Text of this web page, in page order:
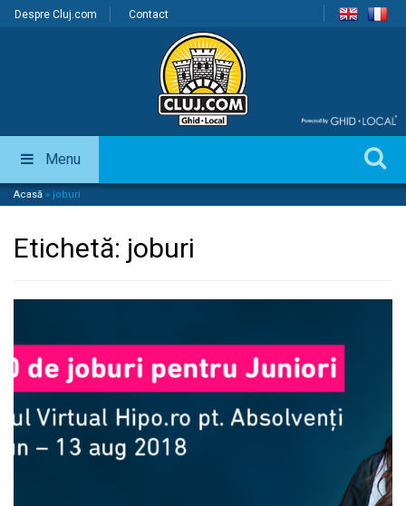
Despre Cluj.com Contact
Menu
Acasă » joburi
Etichetă: joburi